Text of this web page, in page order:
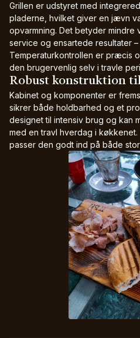
Grillen er udstyret med
pladerne, hvilket giver en jævn
opvarmning. Det betyder mindre
service og ensartede resultater
Temperaturkontrollen er præcis
den brugervenlig selv i travle
Robust konstruktion
Kabinet og komponenter er
sikrer både holdbarhed og et
designet til intensiv brug og kan
med en travl hverdag i
passer den godt ind på både